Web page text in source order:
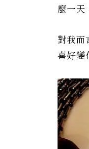
麼一天
對我而
喜好變